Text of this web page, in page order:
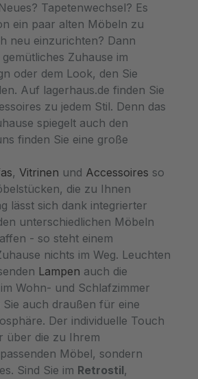
oder Regal. Doch
überzeugt es: als stilvolles
Drinks, Frühstück oder
Holz, per Hand bemalt
ist jedes Stück ein
Farbgebung in Braun
sich harmonisch in
Wohnräume ein –
oder kombiniert mit einem
Monde Tabletttisch-
Tapetenwechsel? Es
ein paar alten Möbeln zu
neu einzurichten? Dann
Zuhause im
oder dem Look, den Sie
Auf lagerhaus.de finden Sie
zu jedem Stil. Denn das
spiegelt auch den
finden Sie eine große
, Vitrinen und Accessoires so
die zu Ihnen
lässt sich dank integrierter
unterschiedlichen Möbeln
- so steht einem
nichts im Weg. Leuchten
Lampen auch die
Wohn- und Schlafzimmer
auch draußen für eine
Der individuelle Touch
über die zu Ihrem
Möbel, sondern
Sind Sie im Retrostil,